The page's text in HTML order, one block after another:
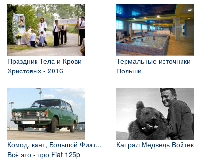
Праздник Тела и Крови
Христовых - 2016
Термальные источники
Польши
Комод, кант, Большой Фиат...
Всё это - про Fiat 125p
Капрал Медведь Войтек